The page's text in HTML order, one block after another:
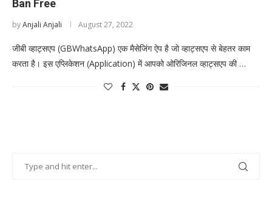
Ban Free
byAnjali Anjali August 27, 2022
जीबी व्हाट्सएप (GBWhatsApp) एक मैसेजिंग ऐप है जो व्हाट्सएप से बेहतर काम
करता है। इस एप्लिकेशन (Application) में आपको ओरिजिनल व्हाट्सएप की …